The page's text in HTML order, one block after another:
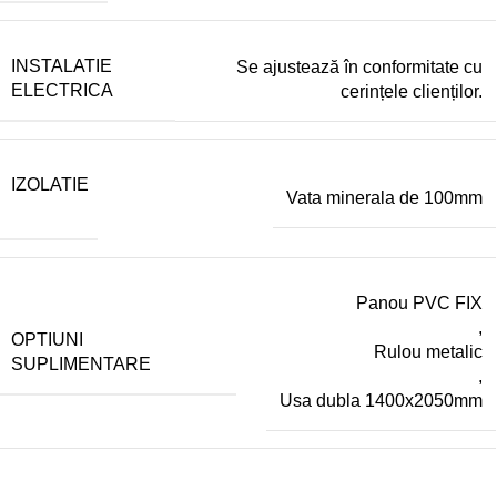
INSTALATIE
ELECTRICA
Se ajustează în conformitate cu
cerințele clienților.
IZOLATIE
Vata minerala de 100mm
OPTIUNI
SUPLIMENTARE
Panou PVC FIX
,
Rulou metalic
,
Usa dubla 1400x2050mm